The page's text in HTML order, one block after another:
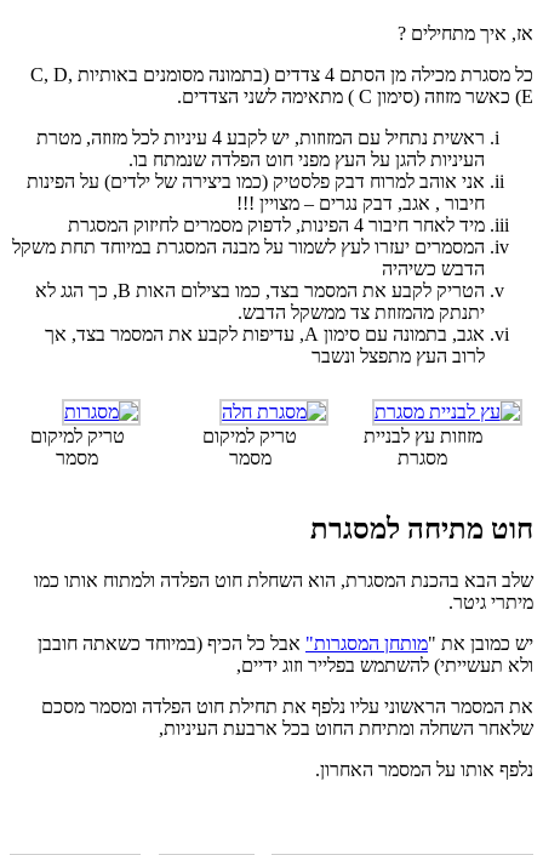
איך מתחילים ?
כל מסגרת מכילה מן הסתם 4 צדדים (בתמונה מסומנים באותיות C, D,
ראשית נתחיל עם המזוזות, יש לקבע 4 עיניות לכל מזוזה, מטרת
העיניות להגן על העץ מפני חוט הפלדה שנמתח בו.
אני אוהב למרוח דבק פלסטיק (כמו ביצירה של ילדים) על הפינות
חיבור , אגב, דבק נגרים – מצויין !!!
מיד לאחר חיבור 4 הפינות, לדפוק מסמרים לחיזוק המסגרת
המסמרים יעזרו לעץ לשמור על מבנה המסגרת במיוחד תחת משקל
הדבש כשיהיה
הטריק לקבע את המסמר בצד, כמו בצילום האות B, כך הגג לא
יתנתק מהמזוזת צד ממשקל הדבש.
אגב, בתמונה עם סימון A, עדיפות לקבע את המסמר בצד, אך
לרוב העץ מתפצל ונשבר
מזוזות עץ לבניית
מסגרת
טריק למיקום
מסמר
טריק למיקום
מסמר
מתיחה למסגרת
הבא בהכנת המסגרת, הוא השחלת חוט הפלדה ולמתוח אותו כמו
גיטר.
כמובן את "מותחן המסגרות"אבל כל הכיף (במיוחד כשאתה חובבן
תעשייתי) להשתמש בפלייר וזוג ידיים,
המסמר הראשוני עליו נלפף את תחילת חוט הפלדה ומסמר מסכם
השחלה ומתיחת החוט בכל ארבעת העיניות,
אותו על המסמר האחרון.